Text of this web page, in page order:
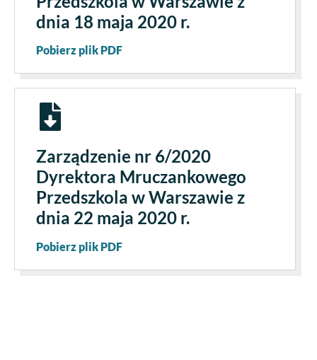
dnia 18 maja 2020 r.
Pobierz plik PDF
Zarządzenie nr 6/2020
Dyrektora Mruczankowego
Przedszkola w Warszawie z
dnia 22 maja 2020 r.
Pobierz plik PDF